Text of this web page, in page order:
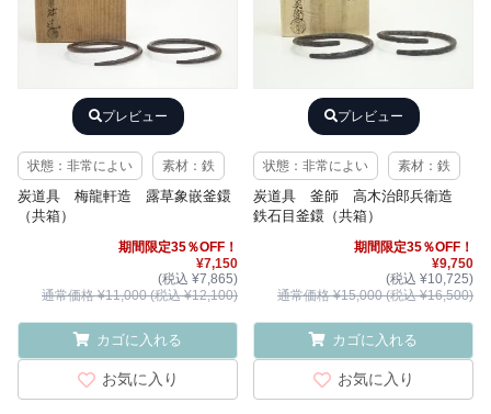
プレビュー
状態：非常によい 素材：鉄
炭道具 梅龍軒造 露草象嵌釜鐶
（共箱）
期間限定35％OFF！
¥7,150
(税込 ¥7,865)
通常価格 ¥11,000 (税込 ¥12,100)
カゴに入れる
お気に入り
プレビュー
状態：非常によい 素材：鉄
炭道具 釜師 高木治郎兵衛造
鉄石目釜鐶（共箱）
期間限定35％OFF！
¥9,750
(税込 ¥10,725)
通常価格 ¥15,000 (税込 ¥16,500)
カゴに入れる
お気に入り